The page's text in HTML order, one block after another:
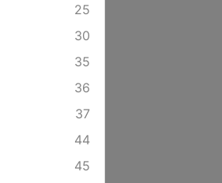
25
30
35
36
37
44
45